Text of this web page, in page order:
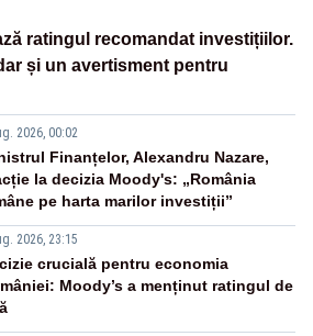
ratingul recomandat investițiilor.
și un avertisment pentru
2026, 00:02
Finanțelor, Alexandru Nazare,
la decizia Moody's: „România
pe harta marilor investiții”
2026, 23:15
crucială pentru economia
Moody’s a menținut ratingul de